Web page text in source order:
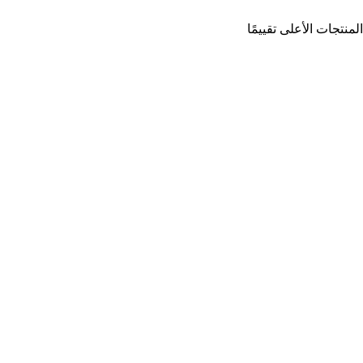
المنتجات الأعلى تقييمًا